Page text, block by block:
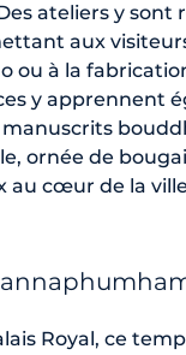
ateliers y sont
aux
ou à la
y apprennent
ornée de
au cœur de la
Royal, ce